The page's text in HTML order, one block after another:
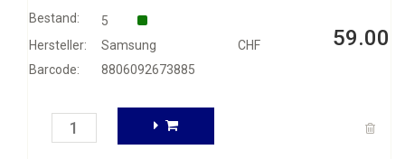
CHF 59.00
Bestand:
5
Hersteller:
Samsung
Barcode:
8806092673885